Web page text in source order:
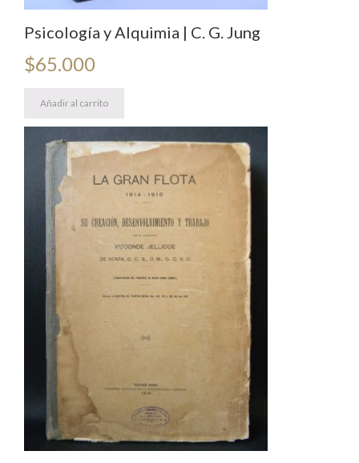
Psicología y Alquimia | C. G. Jung
$65.000
Añadir al carrito